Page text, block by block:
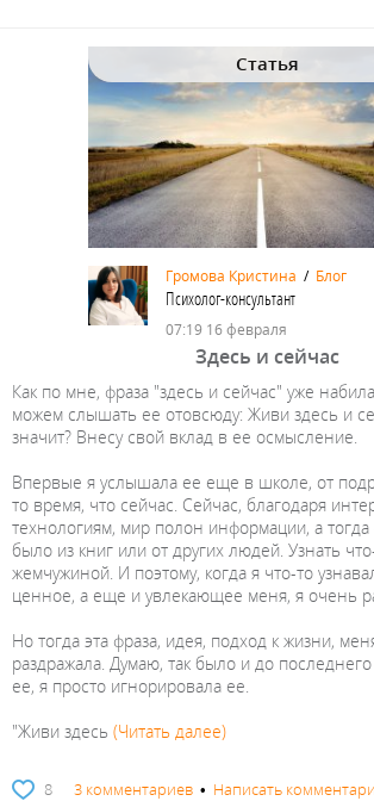
Статья
Громова Кристина / Блог
Психолог-консультант
07:19 16 февраля
Здесь и сейчас
Как по мне, фраза "здесь и сейчас" уже
можем слышать ее отовсюду: Живи здесь и
значит? Внесу свой вклад в ее осмысление.
Впервые я услышала ее еще в школе, от
то время, что сейчас. Сейчас, благодаря
технологиям, мир полон информации, а
было из книг или от других людей. Узнать
жемчужиной. И поэтому, когда я что-то
ценное, а еще и увлекающее меня, я очень
Но тогда эта фраза, идея, подход к жизни,
раздражала. Думаю, так было и до
ее, я просто игнорировала ее.
"Живи здесь (Читать далее)
8 3 комментариев • Написать